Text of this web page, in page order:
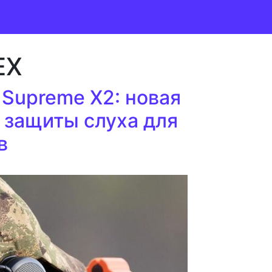
X2: новая
слуха для